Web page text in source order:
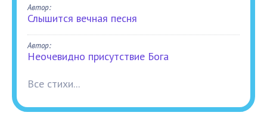
Автор:
Слышится вечная песня
Автор:
Неочевидно присутствие Бога
Все стихи...